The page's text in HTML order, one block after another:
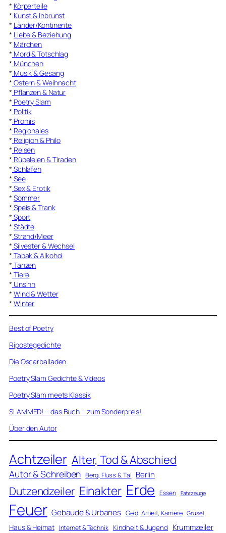
* Körperteile
* Kunst & Inbrunst
* Länder/Kontinente
* Liebe & Beziehung
* Märchen
* Mord & Totschlag
* München
* Musik & Gesang
* Ostern & Weihnacht
* Pflanzen & Natur
* Poetry Slam
* Politik
* Promis
* Regionales
* Religion & Philo
* Reisen
* Rüpeleien & Tiraden
* Schlafen
* See
* Sex & Erotik
* Sommer
* Speis & Trank
* Sport
* Städte
* Strand/Meer
* Silvester & Wechsel
* Tabak & Alkohol
* Tanzen
* Tiere
* Unsinn
* Wind & Wetter
* Winter
Best of Poetry
Ripostegedichte
Die Oscarballaden
Poetry Slam Gedichte & Videos
Poetry Slam meets Klassik
SLAMMED! – das Buch – zum Sonderpreis!
Über den Autor
Achtzeiler Alter, Tod & Abschied
Autor & Schreiben Berg, Fluss & Tal Berlin
Dutzendzeiler Einakter Erde Essen Fahrzeuge
Feuer Gebäude & Urbanes Geld, Arbeit, Karriere Grusel
Haus & Heimat Internet & Technik Kindheit & Jugend Krummzeiler